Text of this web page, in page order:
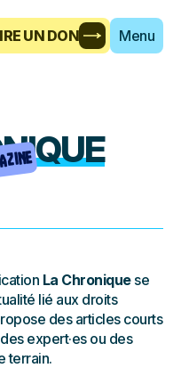
UN DON Menu
La Chroniquese
lié aux droits
des articles courts
expert·es ou des
terrain.